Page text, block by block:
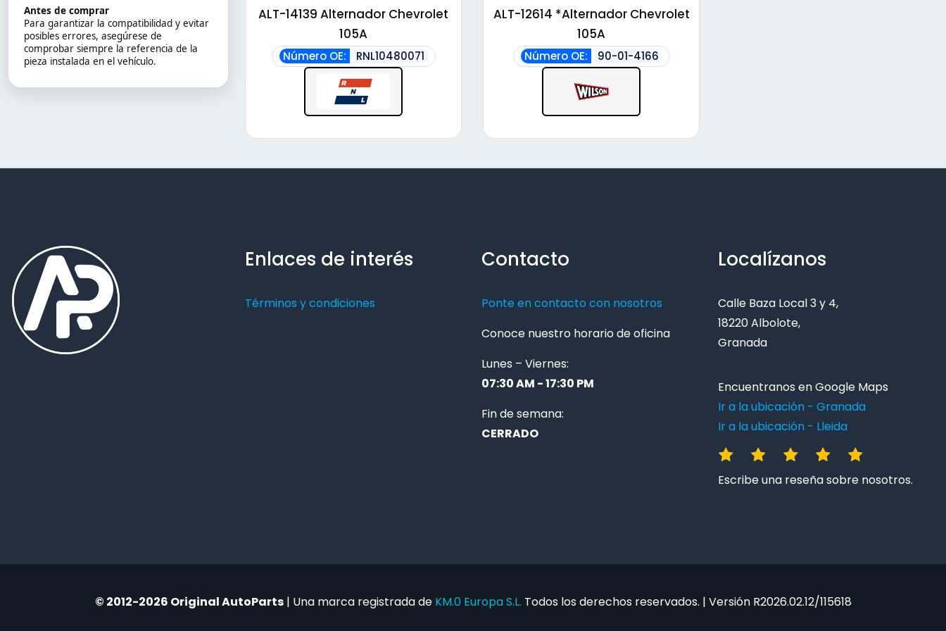
Antes de comprar
Para garantizar la compatibilidad y evitar
posibles errores, asegúrese de
comprobar siempre la referencia de la
pieza instalada en el vehículo.
alto
ALT-14139 Alternador Chevrolet
105A
Número OE: RNL10480071
ALT-12614 *Alternador Chevrolet
105A
Número OE: 90-01-4166
Enlaces de interés
Términos y condiciones
Contacto
Ponte en contacto con nosotros
Conoce nuestro horario de oficina
Lunes – Viernes:
07:30 AM - 17:30 PM
Fin de semana:
CERRADO
Localízanos
Calle Baza Local 3 y 4,
18220 Albolote,
Granada
Encuentranos en Google Maps
Ir a la ubicación - Granada
Ir a la ubicación - Lleida
Escribe una reseña sobre nosotros.
© 2012-2026 Original AutoParts| Una marca registrada de KM.0 Europa S.L. Todos los derechos reservados. | Versión R2026.02.12/115618